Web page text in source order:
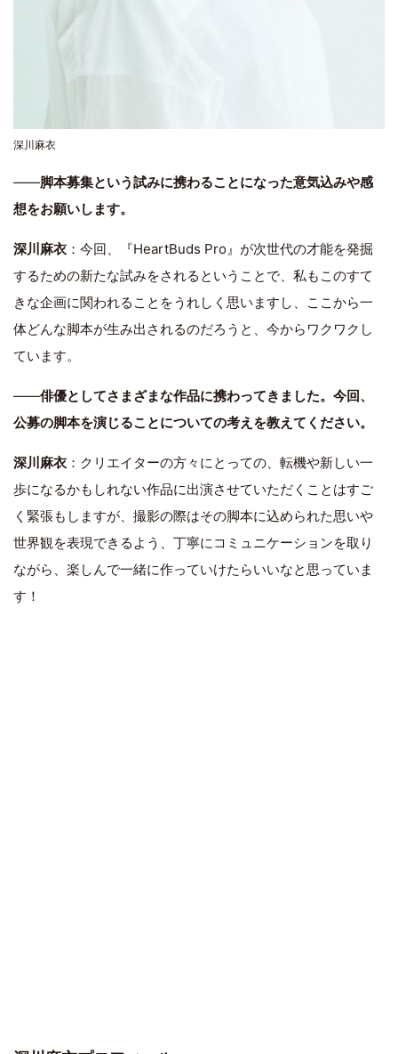
深川麻衣
――脚本募集という試みに携わることになった意気込みや感
想をお願いします。
深川麻衣 ：今回、『HeartBuds Pro』が次世代の才能を発掘
するための新たな試みをされるということで、私もこのすて
きな企画に関われることをうれしく思いますし、ここから一
体どんな脚本が生み出されるのだろうと、今からワクワクし
ています。
――俳優としてさまざまな作品に携わってきました。今回、
公募の脚本を演じることについての考えを教えてください。
深川麻衣 ：クリエイターの方々にとっての、転機や新しい一
歩になるかもしれない作品に出演させていただくことはすご
く緊張もしますが、撮影の際はその脚本に込められた思いや
世界観を表現できるよう、丁寧にコミュニケーションを取り
ながら、楽しんで一緒に作っていけたらいいなと思っていま
す！